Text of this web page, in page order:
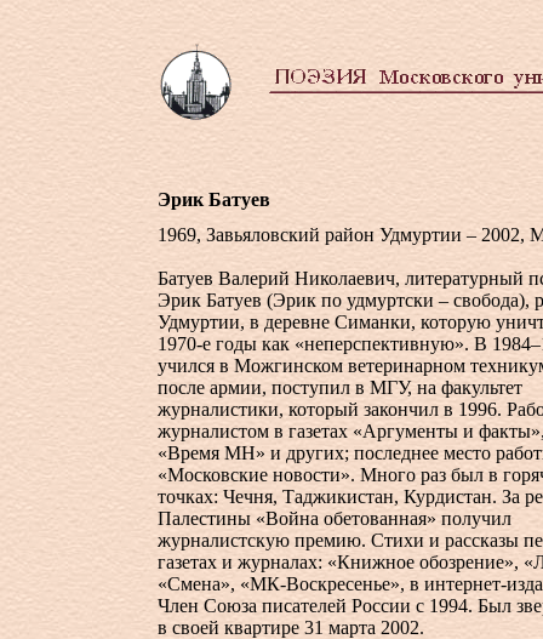
Эрик Батуев
1969, Завьяловский район Удмуртии – 2002,
Батуев Валерий Николаевич, литературный
Эрик Батуев (Эрик по удмуртски – свобода),
Удмуртии, в деревне Симанки, которую
1970-е годы как «неперспективную». В
учился в Можгинском ветеринарном
после армии, поступил в МГУ, на факультет
журналистики, который закончил в 1996.
журналистом в газетах «Аргументы и
«Время МН» и других; последнее место
«Московские новости». Много раз был в
точках: Чечня, Таджикистан, Курдистан. За
Палестины «Война обетованная» получил
журналистскую премию. Стихи и рассказы
газетах и журналах: «Книжное обозрение»,
«Смена», «МК-Воскресенье», в интернет-
Член Союза писателей России с 1994. Был
в своей квартире 31 марта 2002.